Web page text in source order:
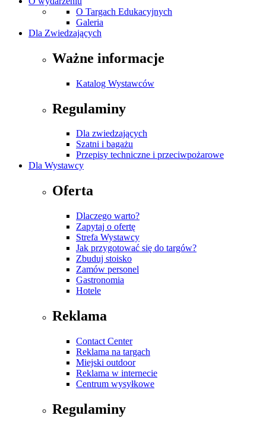
O Targach Edukacyjnych
Galeria
Dla Zwiedzających
Ważne informacje
Katalog Wystawców
Regulaminy
Dla zwiedzających
Szatni i bagażu
Przepisy techniczne i przeciwpożarowe
Dla Wystawcy
Oferta
Dlaczego warto?
Zapytaj o ofertę
Strefa Wystawcy
Jak przygotować się do targów?
Zbuduj stoisko
Zamów personel
Gastronomia
Hotele
Reklama
Contact Center
Reklama na targach
Miejski outdoor
Reklama w internecie
Centrum wysyłkowe
Regulaminy